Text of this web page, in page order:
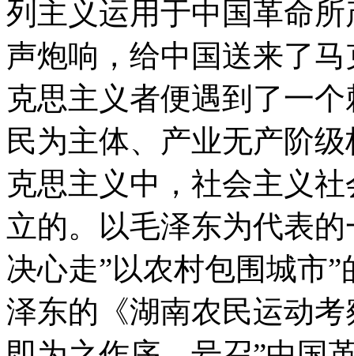
列主义运用于中国革命
声炮响，给中国送来了
克思主义者便遇到了一
民为主体、产业无产阶
克思主义中，社会主义
立的。以毛泽东为代表
决心走”以农村包围城市
泽东的《湖南农民运动